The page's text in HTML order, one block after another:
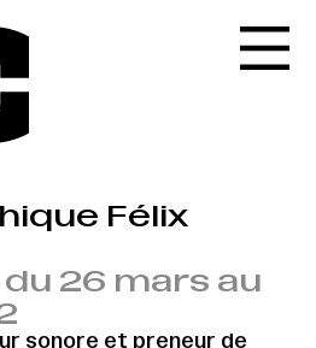
Félix
26 mars au
sonore et preneur de